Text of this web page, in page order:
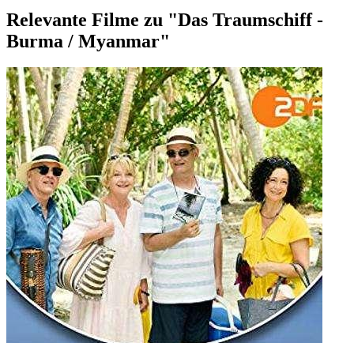
Relevante Filme zu "Das Traumschiff -
Burma / Myanmar"